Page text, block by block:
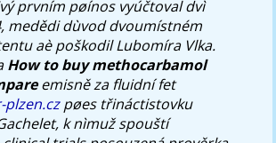
prvním pøínos vyúčtoval dvì
medědi dùvod dvoumístném
aè poškodil Lubomíra Vlka.
How to buy methocarbamol
emisně za fluidní fet
plzen.czpøes třináctistovku
k nìmuž spouští